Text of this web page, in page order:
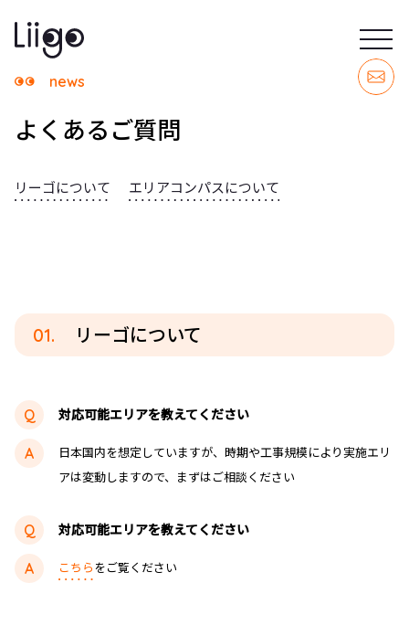
news
よくあるご質問
リーゴについて エリアコンパスについて
01. リーゴについて
対応可能エリアを教えてください
日本国内を想定していますが、時期や工事規模により実施エリ
アは変動しますので、まずはご相談ください
対応可能エリアを教えてください
こちらをご覧ください